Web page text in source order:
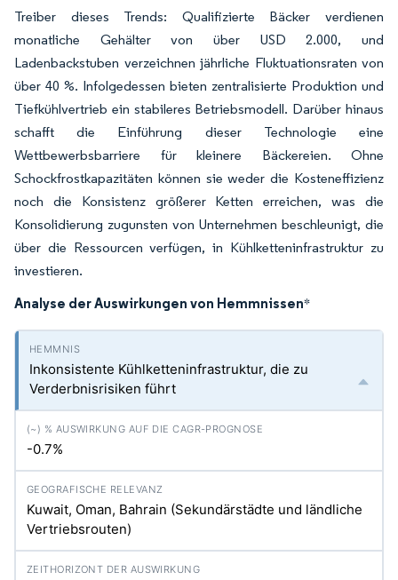
Treiber dieses Trends: Qualifizierte Bäcker verdienen
monatliche Gehälter von über USD 2.000, und
Ladenbackstuben verzeichnen jährliche Fluktuationsraten von
über 40 %. Infolgedessen bieten zentralisierte Produktion und
Tiefkühlvertrieb ein stabileres Betriebsmodell. Darüber hinaus
schafft die Einführung dieser Technologie eine
Wettbewerbsbarriere für kleinere Bäckereien. Ohne
Schockfrostkapazitäten können sie weder die Kosteneffizienz
noch die Konsistenz größerer Ketten erreichen, was die
Konsolidierung zugunsten von Unternehmen beschleunigt, die
über die Ressourcen verfügen, in Kühlketteninfrastruktur zu
investieren.
Analyse der Auswirkungen von Hemmnissen*
Inkonsistente Kühlketteninfrastruktur, die zu
Verderbnisrisiken führt
-0.7%
Kuwait, Oman, Bahrain (Sekundärstädte und ländliche
Vertriebsrouten)